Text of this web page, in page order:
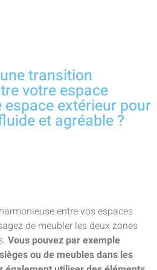
transition
votre espace
extérieur pour
et agréable ?
entre vos espaces
de meubler les deux zones
Vous pouvez par exemple
ou de meubles dans les